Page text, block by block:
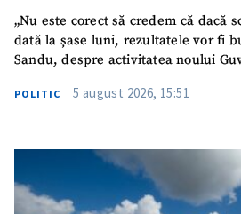
„Nu este corect să credem că dacă
dată la șase luni, rezultatele vor fi
Sandu, despre activitatea noului
POLITIC 5 august 2026, 15:51